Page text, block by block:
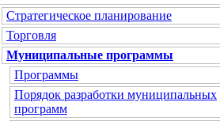
Стратегическое планирование
Торговля
Муниципальные программы
Программы
Порядок разработки муниципальных
программ